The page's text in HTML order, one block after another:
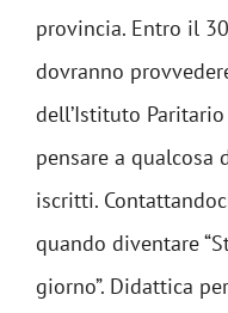
provincia. Entro il
dovranno
dell’Istituto
pensare a qualcosa
iscritti.
quando diventare
giorno”. Didattica